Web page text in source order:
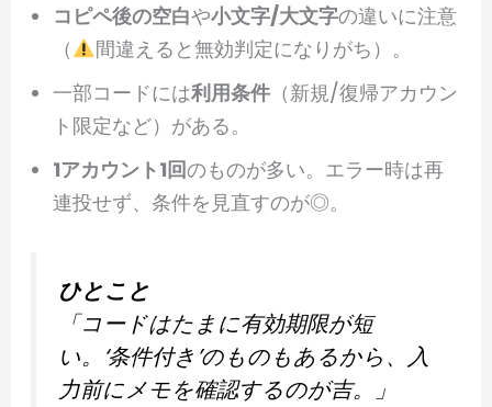
コピペ後の空白や小文字/大文字の違いに注意
（
間違えると無効判定になりがち）。
一部コードには利用条件 （新規/復帰アカウン
ト限定など）がある。
1アカウント1回のものが多い。エラー時は再
連投せず、条件を見直すのが◎。
ひとこと
「コードはたまに有効期限が短
い。‘条件付き’のものもあるから、入
力前にメモを確認するのが吉。」